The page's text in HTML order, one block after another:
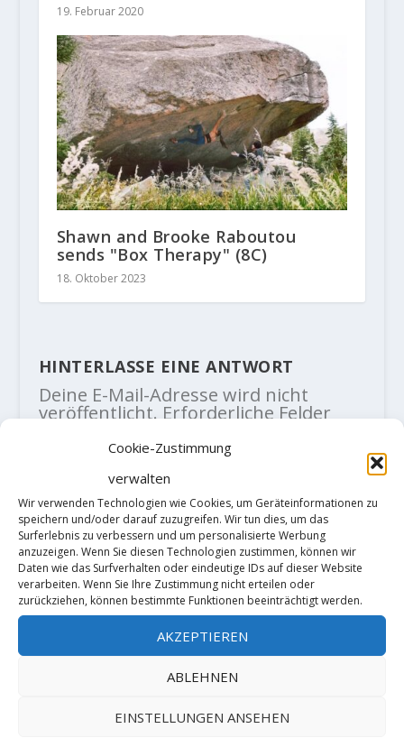
Cookie-Zustimmung
verwalten
Wir verwenden Technologien wie Cookies, um Geräteinformationen zu
speichern und/oder darauf zuzugreifen. Wir tun dies, um das
Surferlebnis zu verbessern und um personalisierte Werbung
anzuzeigen. Wenn Sie diesen Technologien zustimmen, können wir
Daten wie das Surfverhalten oder eindeutige IDs auf dieser Website
verarbeiten. Wenn Sie Ihre Zustimmung nicht erteilen oder
zurückziehen, können bestimmte Funktionen beeinträchtigt werden.
AKZEPTIEREN
ABLEHNEN
EINSTELLUNGEN ANSEHEN
19. Februar 2020
Shawn and Brooke Raboutou
sends "Box Therapy" (8C)
18. Oktober 2023
HINTERLASSE EINE ANTWORT
Deine E-Mail-Adresse wird nicht
veröffentlicht.Erforderliche Felder